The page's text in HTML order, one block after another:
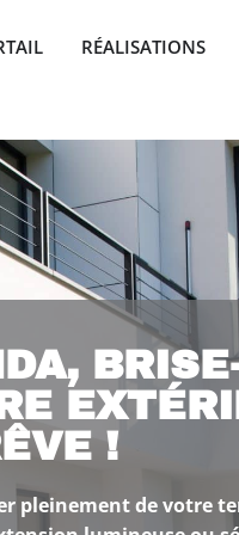
RÉALISATIONS
!
pleinement de votre